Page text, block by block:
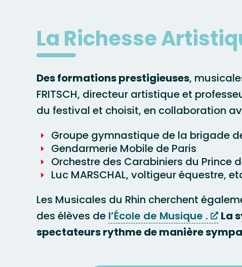
La Richesse
Des formations prestigieuses,
FRITSCH, directeur artistique et
du festival et choisit, en collaboration
Groupe gymnastique de la brigade
Gendarmerie Mobile de Paris
Orchestre des Carabiniers du Prince
Luc MARSCHAL, voltigeur équestre,
Les Musicales du Rhin cherchent
des élèves de l’École de Musique .
La
spectateurs rythme de manière